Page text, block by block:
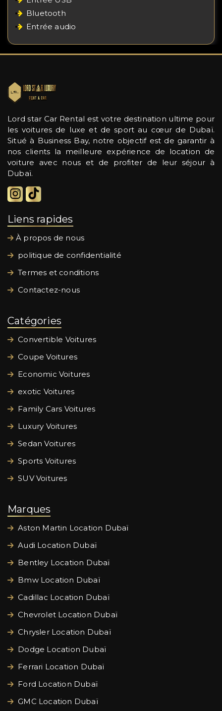
Bluetooth
Entrée audio
Lord star Car Rental est votre destination ultime pour
les voitures de luxe et de sport au cœur de Dubaï.
Situé à Business Bay, notre objectif est de garantir à
nos clients la meilleure expérience de location de
voiture avec nous et de profiter de leur séjour à
Dubaï.
Liens rapides
À propos de nous
politique de confidentialité
Termes et conditions
Contactez-nous
Catégories
Convertible Voitures
Coupe Voitures
Economic Voitures
exotic Voitures
Family Cars Voitures
Luxury Voitures
Sedan Voitures
Sports Voitures
SUV Voitures
Marques
Aston Martin Location Dubaï
Audi Location Dubaï
Bentley Location Dubaï
Bmw Location Dubaï
Cadillac Location Dubaï
Chevrolet Location Dubaï
Chrysler Location Dubaï
Dodge Location Dubaï
Ferrari Location Dubaï
Ford Location Dubaï
GMC Location Dubaï